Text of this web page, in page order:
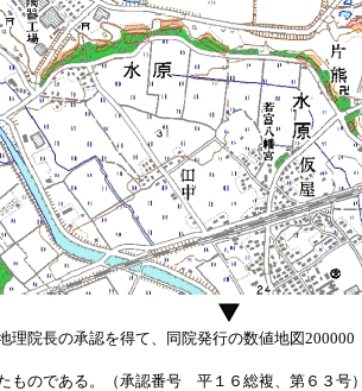
理院長の承認を得て、同院発行の数値地図
ものである。（承認番号 平１６総複、第６３号